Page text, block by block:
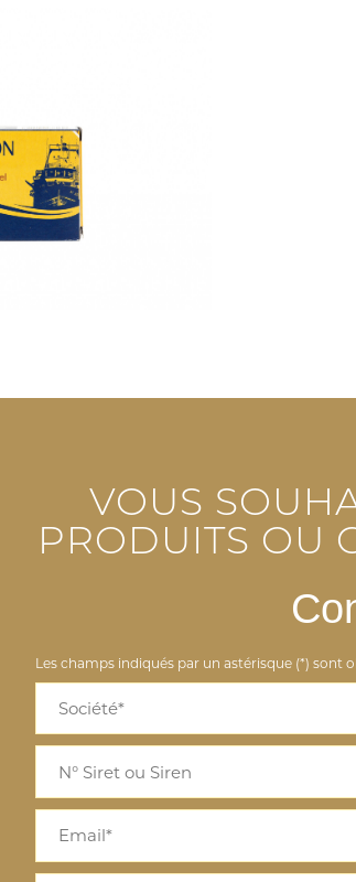
VOUS
PRODUITS OU
Les champs indiqués par un astérisque (*) sont